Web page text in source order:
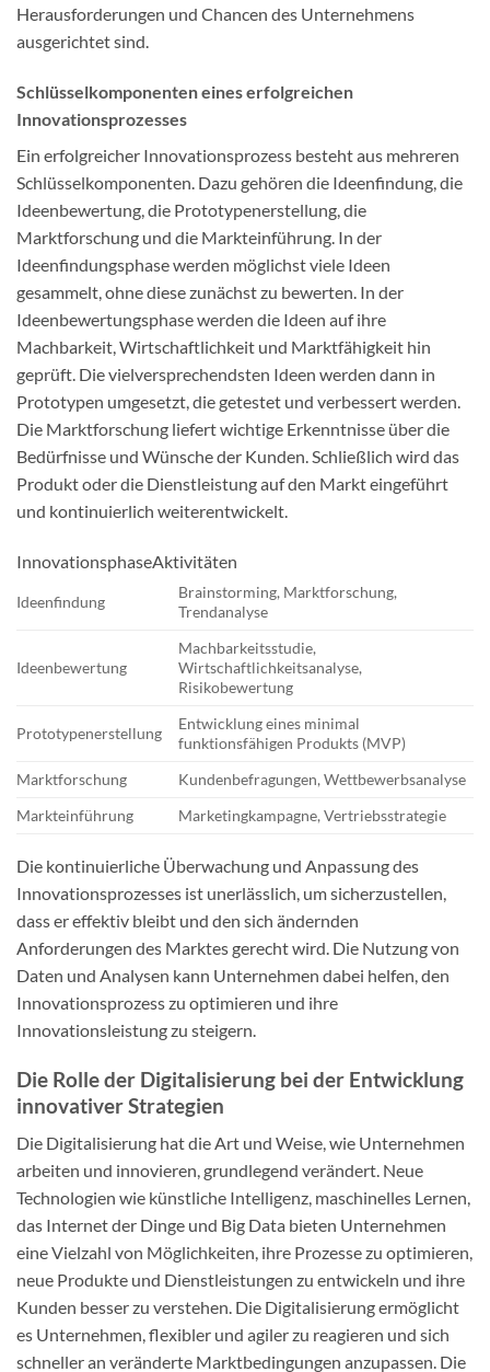
Herausforderungen und Chancen des Unternehmens
ausgerichtet sind.
Schlüsselkomponenten eines erfolgreichen
Innovationsprozesses
Ein erfolgreicher Innovationsprozess besteht aus mehreren
Schlüsselkomponenten. Dazu gehören die Ideenfindung, die
Ideenbewertung, die Prototypenerstellung, die
Marktforschung und die Markteinführung. In der
Ideenfindungsphase werden möglichst viele Ideen
gesammelt, ohne diese zunächst zu bewerten. In der
Ideenbewertungsphase werden die Ideen auf ihre
Machbarkeit, Wirtschaftlichkeit und Marktfähigkeit hin
geprüft. Die vielversprechendsten Ideen werden dann in
Prototypen umgesetzt, die getestet und verbessert werden.
Die Marktforschung liefert wichtige Erkenntnisse über die
Bedürfnisse und Wünsche der Kunden. Schließlich wird das
Produkt oder die Dienstleistung auf den Markt eingeführt
und kontinuierlich weiterentwickelt.
InnovationsphaseAktivitäten
Ideenfindung
Brainstorming, Marktforschung,
Trendanalyse
Ideenbewertung
Machbarkeitsstudie,
Wirtschaftlichkeitsanalyse,
Risikobewertung
Prototypenerstellung
Entwicklung eines minimal
funktionsfähigen Produkts (MVP)
Marktforschung
Kundenbefragungen, Wettbewerbsanalyse
Markteinführung
Marketingkampagne, Vertriebsstrategie
Die kontinuierliche Überwachung und Anpassung des
Innovationsprozesses ist unerlässlich, um sicherzustellen,
dass er effektiv bleibt und den sich ändernden
Anforderungen des Marktes gerecht wird. Die Nutzung von
Daten und Analysen kann Unternehmen dabei helfen, den
Innovationsprozess zu optimieren und ihre
Innovationsleistung zu steigern.
Die Rolle der Digitalisierung bei der Entwicklung
innovativer Strategien
Die Digitalisierung hat die Art und Weise, wie Unternehmen
arbeiten und innovieren, grundlegend verändert. Neue
Technologien wie künstliche Intelligenz, maschinelles Lernen,
das Internet der Dinge und Big Data bieten Unternehmen
eine Vielzahl von Möglichkeiten, ihre Prozesse zu optimieren,
neue Produkte und Dienstleistungen zu entwickeln und ihre
Kunden besser zu verstehen. Die Digitalisierung ermöglicht
es Unternehmen, flexibler und agiler zu reagieren und sich
schneller an veränderte Marktbedingungen anzupassen. Die